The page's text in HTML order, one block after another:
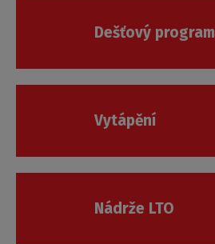
Dešťový program
Vytápění
Nádrže LTO